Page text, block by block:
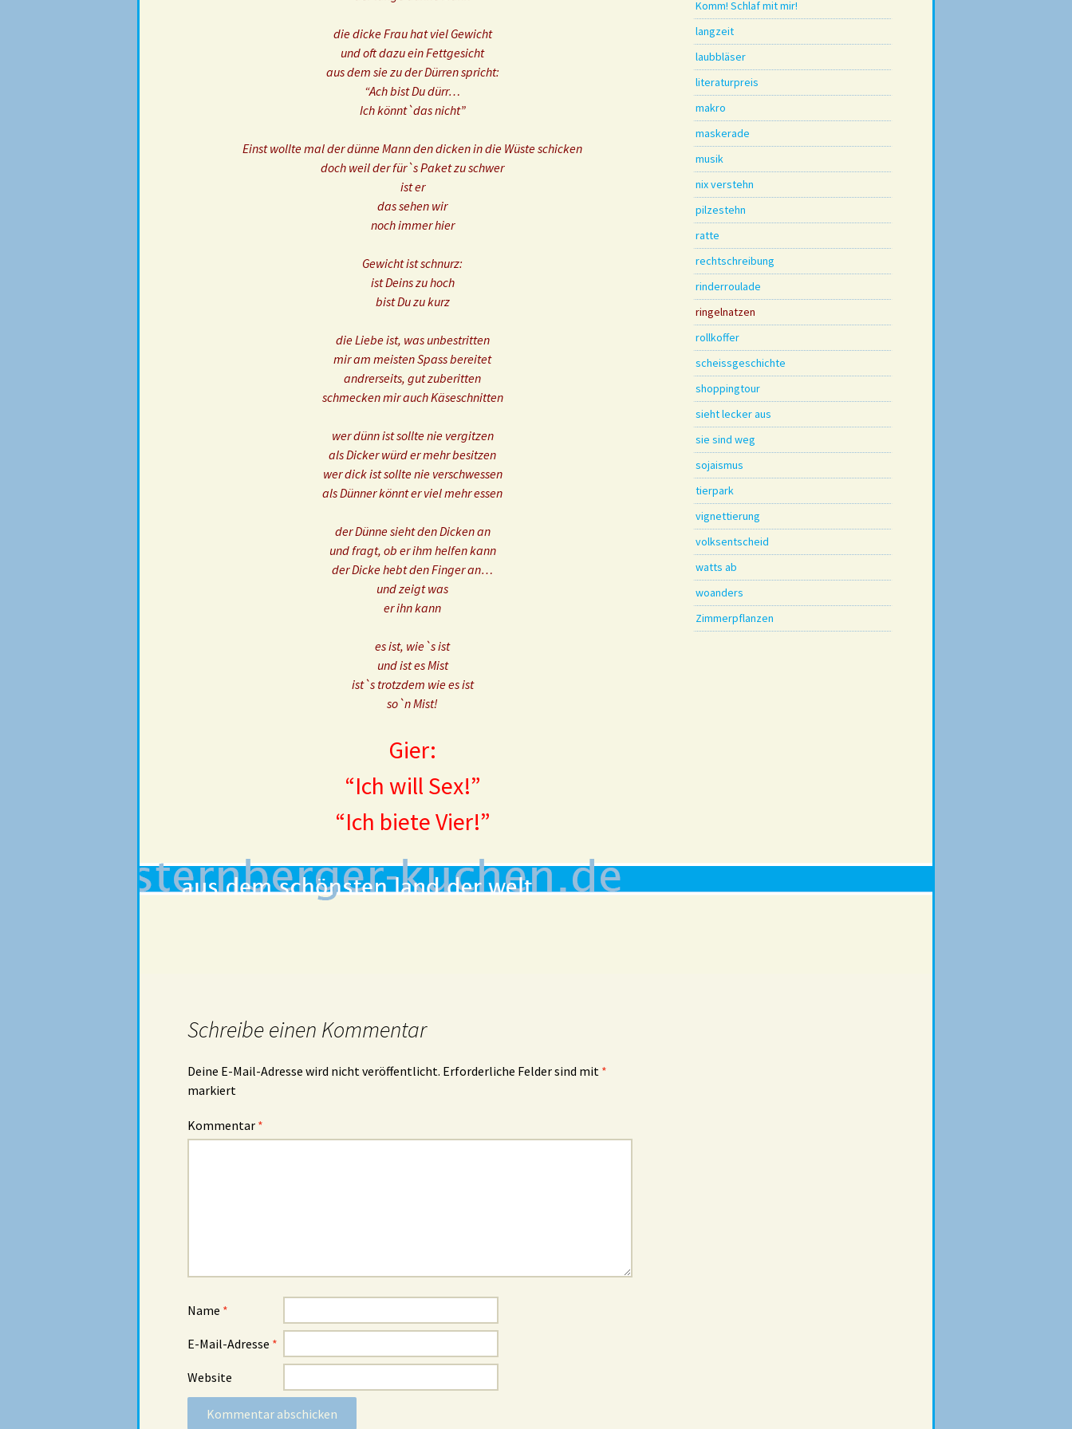
die dicke Frau hat viel Gewicht
und oft dazu ein Fettgesicht
aus dem sie zu der Dürren spricht:
“Ach bist Du dürr…
Ich könnt`das nicht”
Einst wollte mal der dünne Mann den dicken in die Wüste schicken
doch weil der für`s Paket zu schwer
ist er
das sehen wir
noch immer hier
Gewicht ist schnurz:
ist Deins zu hoch
bist Du zu kurz
die Liebe ist, was unbestritten
mir am meisten Spass bereitet
andrerseits, gut zuberitten
schmecken mir auch Käseschnitten
wer dünn ist sollte nie vergitzen
als Dicker würd er mehr besitzen
wer dick ist sollte nie verschwessen
als Dünner könnt er viel mehr essen
der Dünne sieht den Dicken an
und fragt, ob er ihm helfen kann
der Dicke hebt den Finger an…
und zeigt was
er ihn kann
es ist, wie`s ist
und ist es Mist
ist`s trotzdem wie es ist
so`n Mist!
Gier:
“Ich will Sex!”
“Ich biete Vier!”
Schreibe einen Kommentar
Deine E-Mail-Adresse wird nicht veröffentlicht. Erforderliche Felder sind mit *
markiert
Kommentar *
Name *
E-Mail-Adresse *
Website
Komm! Schlaf mit mir!
langzeit
laubbläser
literaturpreis
makro
maskerade
musik
nix verstehn
pilzestehn
ratte
rechtschreibung
rinderroulade
ringelnatzen
rollkoffer
scheissgeschichte
shoppingtour
sieht lecker aus
sie sind weg
sojaismus
tierpark
vignettierung
volksentscheid
watts ab
woanders
Zimmerpflanzen